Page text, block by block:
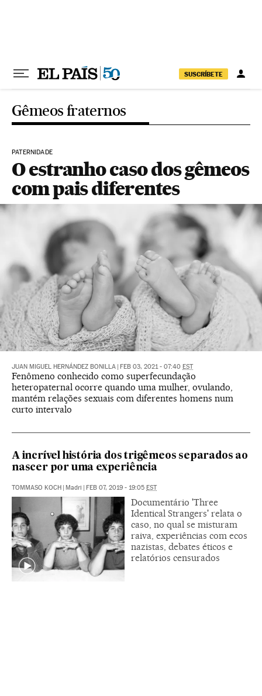
SUSCRÍBETE
Gêmeos fraternos
PATERNIDADE
O estranho caso dos gêmeos
com pais diferentes
JUAN MIGUEL HERNÁNDEZ BONILLA FEB 03, 2021 - 07:40 EST
Fenômeno conhecido como superfecundação
heteropaternal ocorre quando uma mulher, ovulando,
mantém relações sexuais com diferentes homens num
curto intervalo
A incrível história dos trigêmeos separados ao
nascer por uma experiência
TOMMASO KOCH Madri FEB 07, 2019 - 19:05 EST
Documentário 'Three
Identical Strangers' relata o
caso, no qual se misturam
raiva, experiências com ecos
nazistas, debates éticos e
relatórios censurados